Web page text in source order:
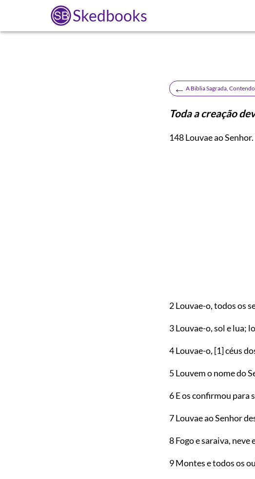
Skedbooks
← A Biblia Sagrada,
Toda a creação
148Louvae ao
2 Louvae-o, todos os
3 Louvae-o, sol e lua;
4 Louvae-o, [1]céus
5 Louvem o nome do
6 E os confirmou para
7 Louvae ao Senhor
8 Fogo e saraiva,
9 Montes e todos os